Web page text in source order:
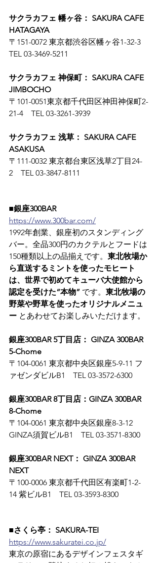
サクラカフェ 幡ヶ谷： SAKURA CAFE
HATAGAYA
〒151-0072 東京都渋谷区幡ヶ谷1-32-3
TEL 03-3469-5211
サクラカフェ 神保町： SAKURA CAFE
JIMBOCHO
〒101-0051東京都千代田区神田神保町2-
21-4　TEL 03-3261-3939
サクラカフェ 浅草： SAKURA CAFE
ASAKUSA
〒111-0032 東京都台東区浅草2丁目24-
2　TEL 03-3847-8111
■銀座300BAR
https://www.300bar.com/
1992年創業、銀座初のスタンディング
バー。全品300円のカクテルとフードは
150種類以上の品揃えです。 東北牧場か
ら直送するミントを使ったモヒート
は、世界で初めてキューバ大使館から
認定を受けた“本物” です。 東北牧場の
野菜や野草を使ったオリジナルメニュ
ー とあわせてお楽しみいただけます。
銀座300BAR 5丁目店： GINZA 300BAR
5-Chome
〒104-0061 東京都中央区銀座5-9-11 フ
ァゼンダビルB1　TEL 03-3572-6300
銀座300BAR 8丁目店：GINZA 300BAR
8-Chome
〒104-0061 東京都中央区銀座8-3-12
GINZA須賀ビルB1　TEL 03-3571-8300
銀座300BAR NEXT： GINZA 300BAR
NEXT
〒100-0006 東京都千代田区有楽町1-2-
14 紫ビルB1　TEL 03-3593-8300
■さくら亭： SAKURA-TEI
https://www.sakuratei.co.jp/
東京の原宿にあるデザインフェスタギ